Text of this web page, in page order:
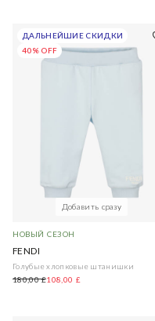
ДАЛЬНЕЙШИЕ СКИДКИ
40% OFF
Добавить сразу
НОВЫЙ СЕЗОН
FENDI
Голубые хлопковые штанишки
180,00 £108,00 £